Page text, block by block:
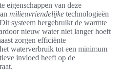
eigenschappen van deze
milieuvriendelijke technologieën
systeem hergebruikt de warmte
nieuw water niet langer hoeft
zorgen efficiënte
waterverbruik tot een minimum
invloed heeft op de